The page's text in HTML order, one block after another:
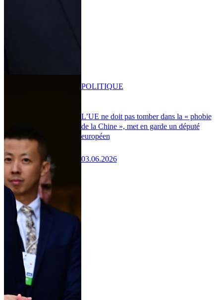
L’UE ne doit pas tomber dans la « phobie
de la Chine », met en garde un député
européen
03.06.2026
POLITIQUE